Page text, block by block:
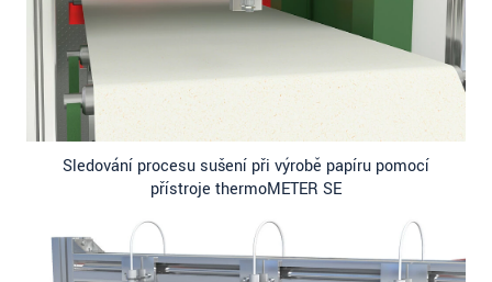
Sledování procesu sušení při výrobě papíru pomocí
přístroje thermoMETER SE